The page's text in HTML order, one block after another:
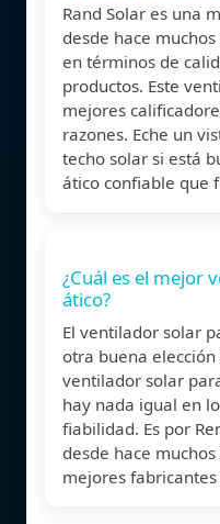
Rand Solar es una
desde hace
en términos de
productos. Este
mejores
razones. Eche un
techo solar si está
ático confiable que
¿Cuál es el mejor
ático?
El ventilador solar
otra buena
ventilador solar
hay nada igual en
fiabilidad. Es por
desde hace
mejores